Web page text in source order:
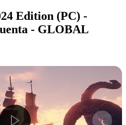
Edition (PC) -
- GLOBAL